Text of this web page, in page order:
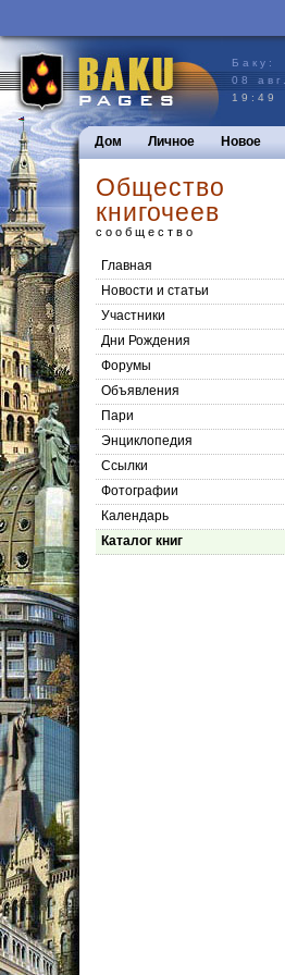
Баку:
08 авг.
19:49
Дом Личное Новое
Общество
книгочеев
сообщество
Главная
Новости и статьи
Участники
Дни Рождения
Форумы
Объявления
Пари
Энциклопедия
Cсылки
Фотографии
Календарь
Каталог книг